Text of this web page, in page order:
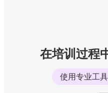
在培训过程
使用专业工